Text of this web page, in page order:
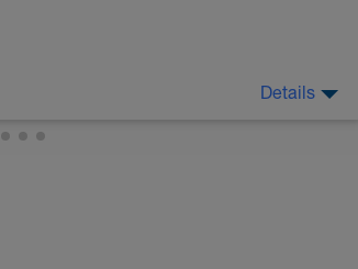
Details